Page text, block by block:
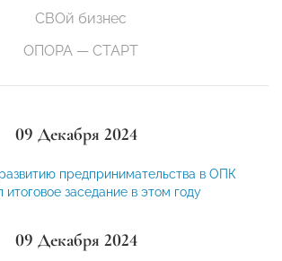
СВОй бизнес
ОПОРА — СТАРТ
09 Декабря 2024
предпринимательства в ОПК
итоговое заседание в этом году
09 Декабря 2024